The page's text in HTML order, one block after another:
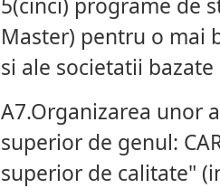
5(cinci) programe de
Master) pentru o mai
si ale societatii
A7.Organizarea unor
superior de genul:
superior de calitate"